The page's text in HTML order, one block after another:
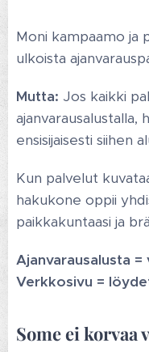
Moni kampaamo ja
ulkoista
Mutta: Jos kaikki
ajanvarausalustalla,
ensisijaisesti siihen
Kun palvelut
hakukone oppii
paikkakuntaasi ja
Ajanvarausalusta =
Verkkosivu =
Some ei korvaa